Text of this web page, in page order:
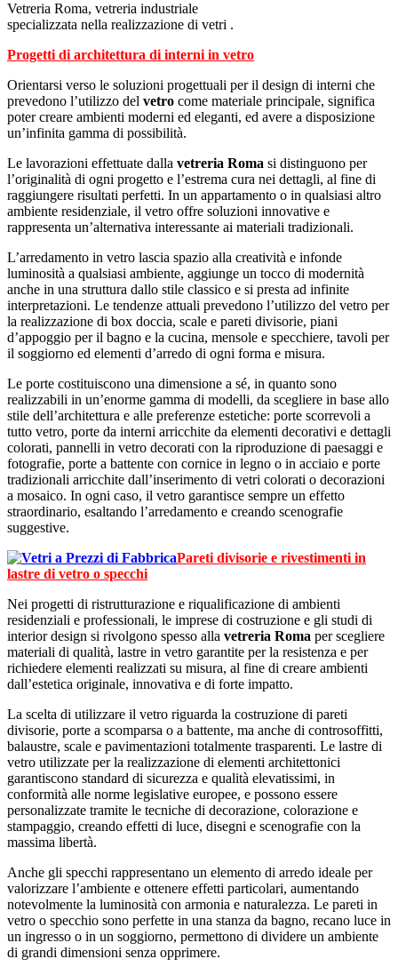
Vetreria Roma, vetreria industriale
specializzata nella realizzazione di vetri .
Progetti di architettura di interni in vetro
Orientarsi verso le soluzioni progettuali per il design di interni che
prevedono l’utilizzo del vetro come materiale principale, significa
poter creare ambienti moderni ed eleganti, ed avere a disposizione
un’infinita gamma di possibilità.
Le lavorazioni effettuate dalla vetreria Roma si distinguono per
l’originalità di ogni progetto e l’estrema cura nei dettagli, al fine di
raggiungere risultati perfetti. In un appartamento o in qualsiasi altro
ambiente residenziale, il vetro offre soluzioni innovative e
rappresenta un’alternativa interessante ai materiali tradizionali.
L’arredamento in vetro lascia spazio alla creatività e infonde
luminosità a qualsiasi ambiente, aggiunge un tocco di modernità
anche in una struttura dallo stile classico e si presta ad infinite
interpretazioni. Le tendenze attuali prevedono l’utilizzo del vetro per
la realizzazione di box doccia, scale e pareti divisorie, piani
d’appoggio per il bagno e la cucina, mensole e specchiere, tavoli per
il soggiorno ed elementi d’arredo di ogni forma e misura.
Le porte costituiscono una dimensione a sé, in quanto sono
realizzabili in un’enorme gamma di modelli, da scegliere in base allo
stile dell’architettura e alle preferenze estetiche: porte scorrevoli a
tutto vetro, porte da interni arricchite da elementi decorativi e dettagli
colorati, pannelli in vetro decorati con la riproduzione di paesaggi e
fotografie, porte a battente con cornice in legno o in acciaio e porte
tradizionali arricchite dall’inserimento di vetri colorati o decorazioni
a mosaico. In ogni caso, il vetro garantisce sempre un effetto
straordinario, esaltando l’arredamento e creando scenografie
suggestive.
Pareti divisorie e rivestimenti in
lastre di vetro o specchi
Nei progetti di ristrutturazione e riqualificazione di ambienti
residenziali e professionali, le imprese di costruzione e gli studi di
interior design si rivolgono spesso alla vetreria Roma per scegliere
materiali di qualità, lastre in vetro garantite per la resistenza e per
richiedere elementi realizzati su misura, al fine di creare ambienti
dall’estetica originale, innovativa e di forte impatto.
La scelta di utilizzare il vetro riguarda la costruzione di pareti
divisorie, porte a scomparsa o a battente, ma anche di controsoffitti,
balaustre, scale e pavimentazioni totalmente trasparenti. Le lastre di
vetro utilizzate per la realizzazione di elementi architettonici
garantiscono standard di sicurezza e qualità elevatissimi, in
conformità alle norme legislative europee, e possono essere
personalizzate tramite le tecniche di decorazione, colorazione e
stampaggio, creando effetti di luce, disegni e scenografie con la
massima libertà.
Anche gli specchi rappresentano un elemento di arredo ideale per
valorizzare l’ambiente e ottenere effetti particolari, aumentando
notevolmente la luminosità con armonia e naturalezza. Le pareti in
vetro o specchio sono perfette in una stanza da bagno, recano luce in
un ingresso o in un soggiorno, permettono di dividere un ambiente
di grandi dimensioni senza opprimere.